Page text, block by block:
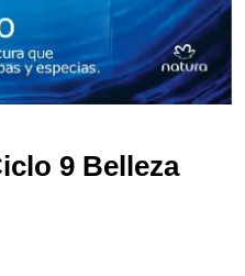
9 Belleza